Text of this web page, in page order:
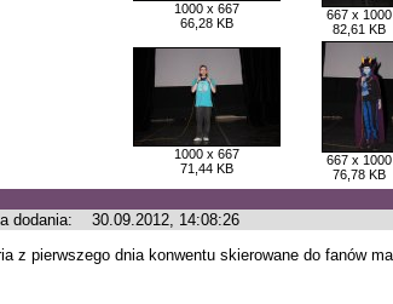
1000 x 667
66,28 KB
667 x 1000
82,61 KB
1000 x 667
71,44 KB
667 x 1000
76,78 KB
dodania:
30.09.2012, 14:08:26
z pierwszego dnia konwentu skierowane do fanów